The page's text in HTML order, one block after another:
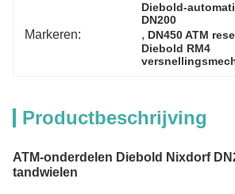
Markeren:
Diebold-
DN200
, DN450 ATM
Diebold RM4
Productbeschrijving
ATM-onderdelen Diebold Nixdorf
tandwielen